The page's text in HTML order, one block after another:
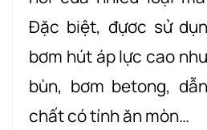
Đặc biệt, đựơc sử
bơm hút áp lực cao
bùn, bơm betong,
chất có tính ăn mòn…